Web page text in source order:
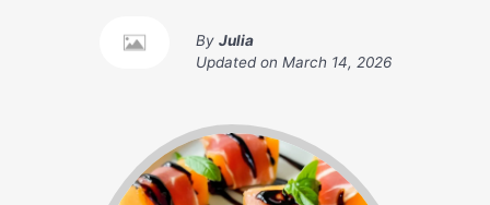
By Julia
Updated on March 14, 2026